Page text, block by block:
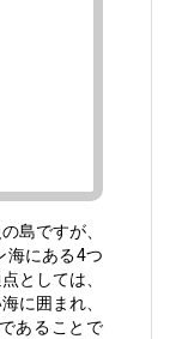
島ですが、
海にある4つ
としては、
に囲まれ、
あることで